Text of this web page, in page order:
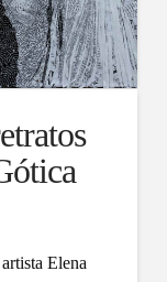
Elena